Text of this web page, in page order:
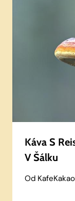
Káva S
V Šálku
Od